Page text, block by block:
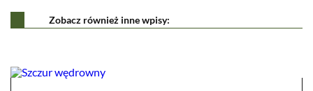
Zobacz również inne wpisy: